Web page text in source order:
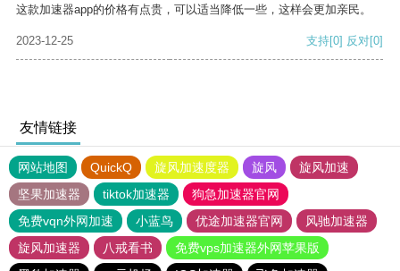
这款加速器app的价格有点贵，可以适当降低一些，这样会更加亲民。
2023-12-25 支持[0] 反对[0]
友情链接
网站地图 QuickQ 旋风加速度器 旋风
旋风加速
坚果加速器
tiktok加速器
狗急加速器官网
免费vqn外网加速
小蓝鸟 优途加速器官网
风驰加速器
旋风加速器
八戒看书
免费vps加速器外网苹果版